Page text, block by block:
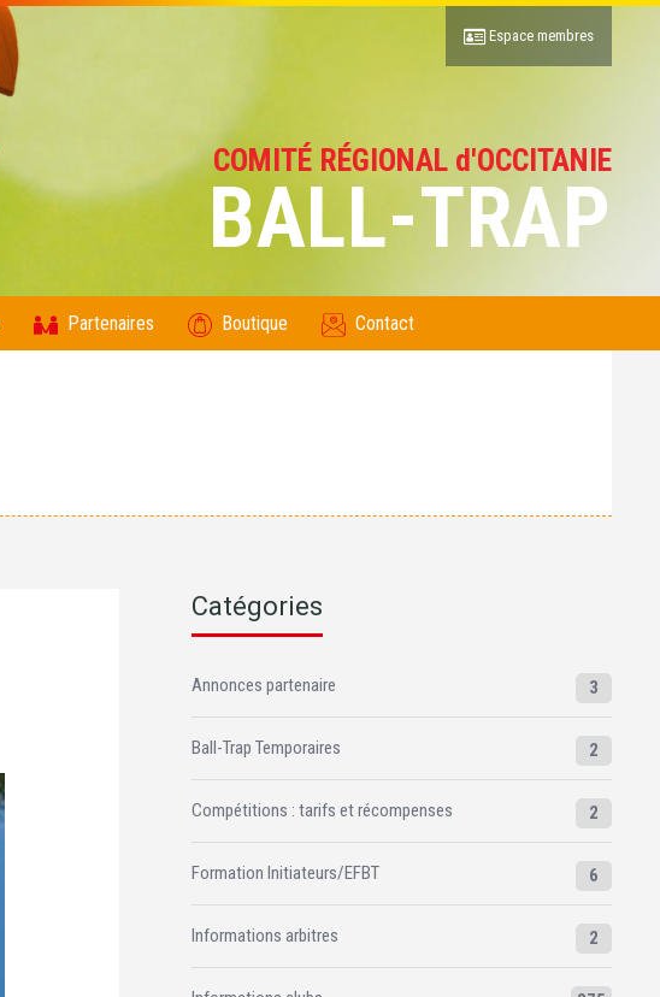
COMITÉ RÉGIONAL d'OCCITANIE
BALL-TRAP
Espace membres
Partenaires Boutique Contact
Catégories
Annonces partenaire 3
Ball-Trap Temporaires 2
Compétitions : tarifs et récompenses 2
Formation Initiateurs/EFBT 6
Informations arbitres 2